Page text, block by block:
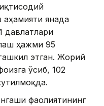
янада
давлатлари
ҳажми 95
этган. Жорий
ўсиб, 102
фаолиятининг